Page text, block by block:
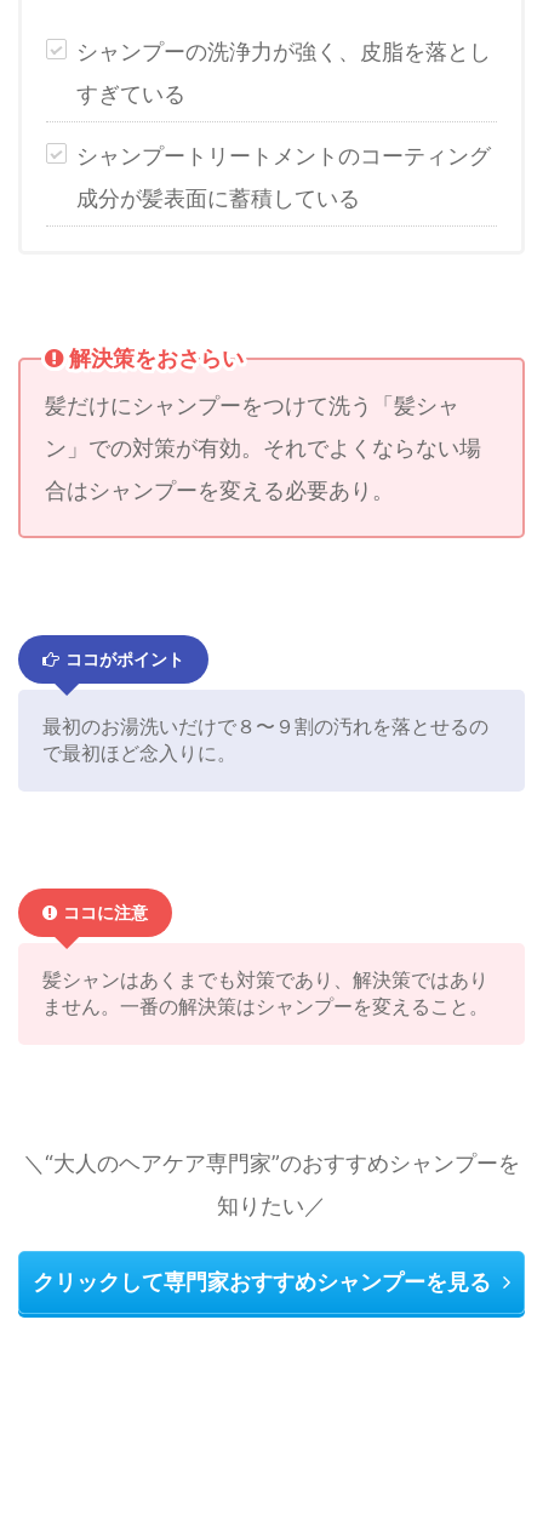
シャンプーの洗浄力が強く、皮脂を落とし
すぎている
シャンプートリートメントのコーティング
成分が髪表面に蓄積している
解決策をおさらい
髪だけにシャンプーをつけて洗う「髪シャ
ン」での対策が有効。それでよくならない場
合はシャンプーを変える必要あり。
ココがポイント
最初のお湯洗いだけで８〜９割の汚れを落とせるの
で最初ほど念入りに。
ココに注意
髪シャンはあくまでも対策であり、解決策ではあり
ません。一番の解決策はシャンプーを変えること。
＼“大人のヘアケア専門家”のおすすめシャンプーを
知りたい／
クリックして専門家おすすめシャンプーを見る